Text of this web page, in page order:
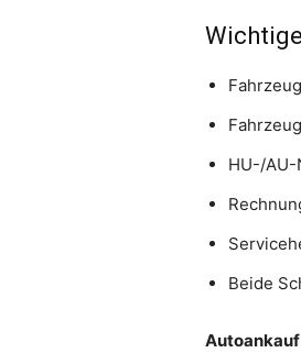
HU-/AU-
Beide